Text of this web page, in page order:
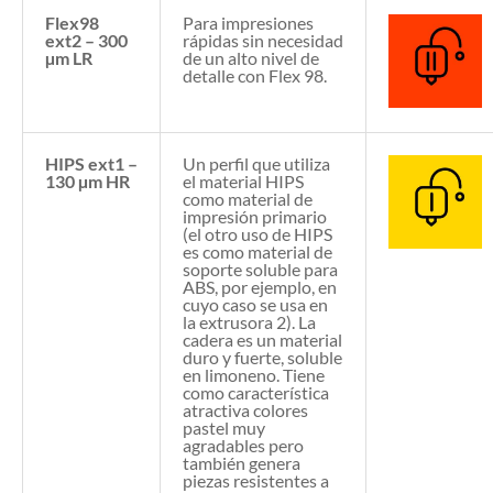
Flex98
ext2 – 300
µm LR
Para impresiones
rápidas sin necesidad
de un alto nivel de
detalle con Flex 98.
HIPS ext1 –
130 µm HR
Un perfil que utiliza
el material HIPS
como material de
impresión primario
(el otro uso de HIPS
es como material de
soporte soluble para
ABS, por ejemplo, en
cuyo caso se usa en
la extrusora 2). La
cadera es un material
duro y fuerte, soluble
en limoneno. Tiene
como característica
atractiva colores
pastel muy
agradables pero
también genera
piezas resistentes a